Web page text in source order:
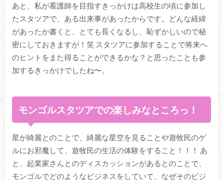
あと、私が看護師を目指すきっかけは高校生の頃に参加し
たスタツアで、ある出来事があったからです。どんな経緯
があったか書くと、とても長くなるし、恥ずかしいので秘
密にしておきますが！笑 スタツアに参加することで将来へ
のヒントをまた得ることができるかな？と思ったことも参
加するきっかけでしたね〜。
モンゴルスタツアでの楽しみなところっ！
星が綺麗とのことで、綺麗な星空を見ることや遊牧民のゲ
ルにお邪魔して、遊牧民の生活の体験をすること！！！ あ
と、起業家さんとのディスカッションがあるとのことで、
モンゴルでどのようなビジネスをしていて、なぜそのビジ